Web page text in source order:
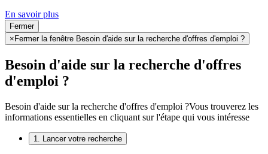
En savoir plus
Fermer
× Fermer la fenêtre Besoin d'aide sur la recherche d'offres d'emploi ?
Besoin d'aide sur la recherche d'offres
d'emploi ?
Besoin d'aide sur la recherche d'offres d'emploi ?Vous trouverez les
informations essentielles en cliquant sur l'étape qui vous intéresse
1. Lancer votre recherche